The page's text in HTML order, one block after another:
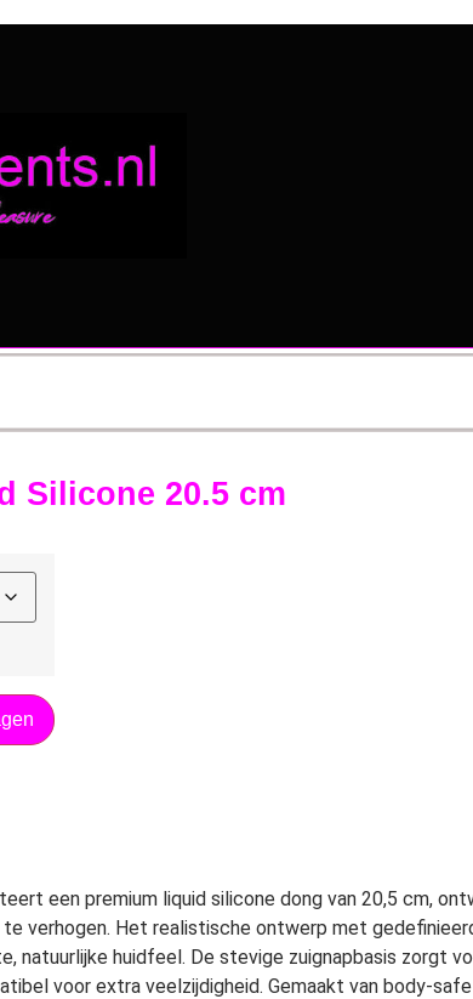
Silicone 20.5 cm
een premium liquid silicone dong van 20,5 cm,
verhogen. Het realistische ontwerp met
natuurlijke huidfeel. De stevige zuignapbasis zorgt
voor extra veelzijdigheid. Gemaakt van body-